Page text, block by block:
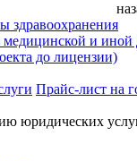
здравоохранения
медицинской и
до лицензии)
Прайс-лист на
юридических